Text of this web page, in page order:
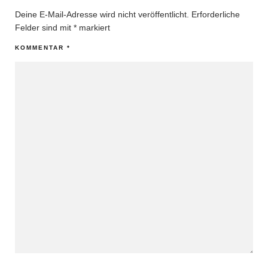
Deine E-Mail-Adresse wird nicht veröffentlicht. Erforderliche
Felder sind mit * markiert
KOMMENTAR *